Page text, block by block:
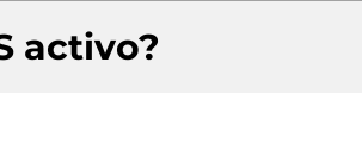
activo?